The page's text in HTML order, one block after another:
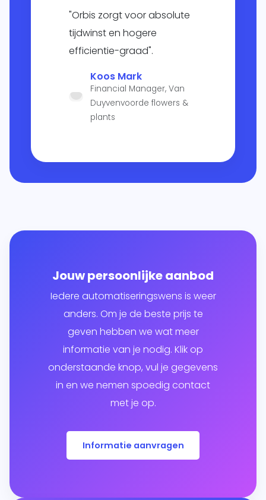
"Orbis zorgt voor absolute
tijdwinst en hogere
efficientie-graad".
Koos Mark
Financial Manager, Van
Duyvenvoorde flowers &
plants
Jouw persoonlijke aanbod
Iedere automatiseringswens is weer
anders. Om je de beste prijs te
geven hebben we wat meer
informatie van je nodig. Klik op
onderstaande knop, vul je gegevens
in en we nemen spoedig contact
met je op.
Informatie aanvragen